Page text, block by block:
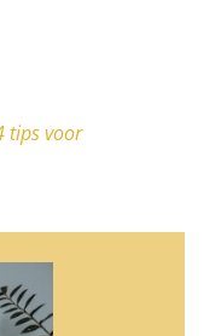
tips voor